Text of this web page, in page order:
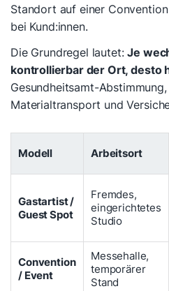
Standort auf einer
bei Kund:innen.
Die Grundregel lautet:Je
kontrollierbar der Ort, desto
Gesundheitsamt-
Materialtransport und
Modell Arbeitsort
Gastartist /
Guest Spot
Fremdes,
eingerichtetes
Studio
Convention
/ Event
Messehalle,
temporärer
Stand